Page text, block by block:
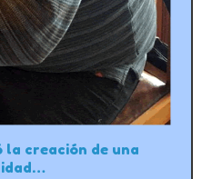
la creación de una